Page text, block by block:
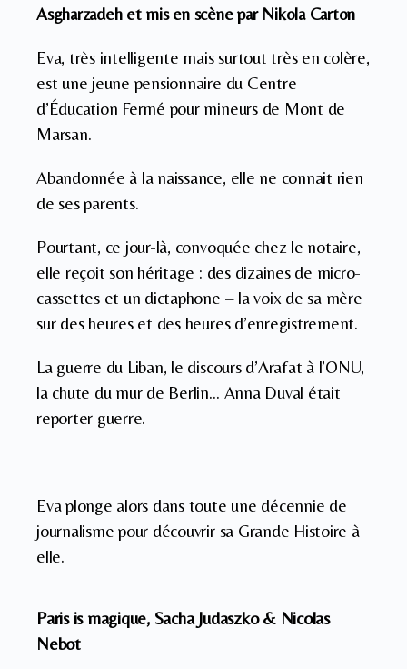
Asgharzadeh et mis en scène par Nikola Carton
Eva, très intelligente mais surtout très en colère,
est une jeune pensionnaire du Centre
d’Éducation Fermé pour mineurs de Mont de
Marsan.
Abandonnée à la naissance, elle ne connait rien
de ses parents.
Pourtant, ce jour-là, convoquée chez le notaire,
elle reçoit son héritage : des dizaines de micro-
cassettes et un dictaphone – la voix de sa mère
sur des heures et des heures d’enregistrement.
La guerre du Liban, le discours d’Arafat à l’ONU,
la chute du mur de Berlin… Anna Duval était
reporter guerre.
Eva plonge alors dans toute une décennie de
journalisme pour découvrir sa Grande Histoire à
elle.
Paris is magique, Sacha Judaszko & Nicolas
Nebot